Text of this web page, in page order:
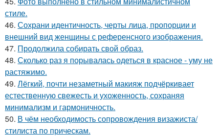
стиле.
46. Сохрани идентичность, черты лица, пропорции и
внешний вид женщины с референсного изображения.
47. Продолжила собирать свой образ.
48. Сколько раз я порывалась одеться в красное - уму не
растяжимо.
49. Лёгкий, почти незаметный макияж подчёркивает
естественную свежесть и ухоженность, сохраняя
минимализм и гармоничность.
50. В чём необходимость сопровождения визажиста/
стилиста по прическам.